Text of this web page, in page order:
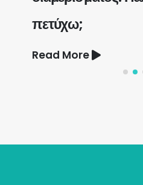
πετύχω;
Read More